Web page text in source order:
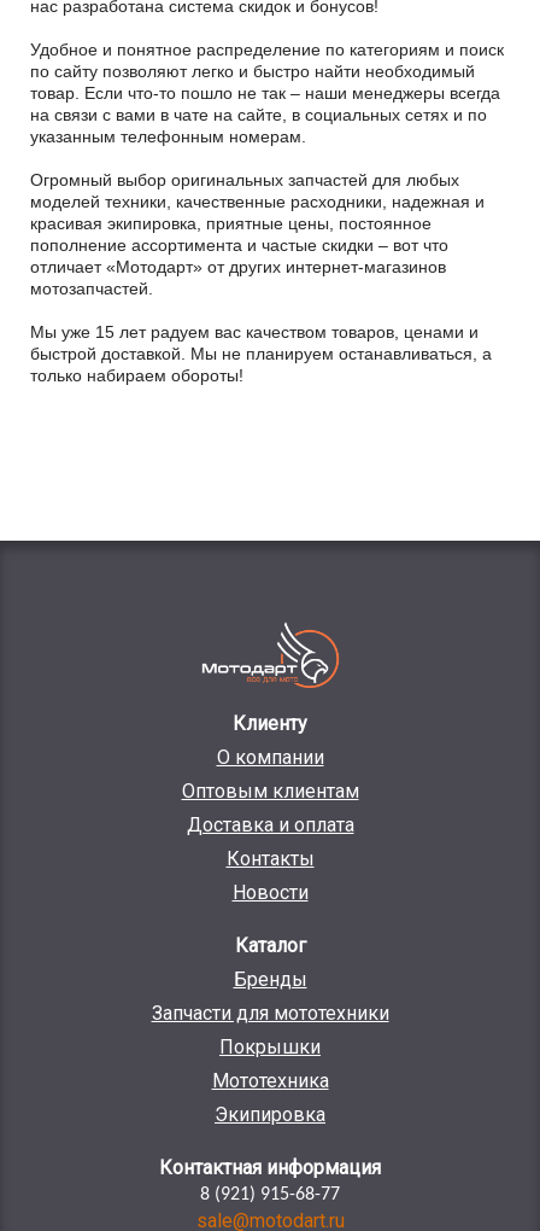
нас разработана система скидок и бонусов!
Удобное и понятное распределение по категориям и поиск
по сайту позволяют легко и быстро найти необходимый
товар. Если что-то пошло не так – наши менеджеры всегда
на связи с вами в чате на сайте, в социальных сетях и по
указанным телефонным номерам.
Огромный выбор оригинальных запчастей для любых
моделей техники, качественные расходники, надежная и
красивая экипировка, приятные цены, постоянное
пополнение ассортимента и частые скидки – вот что
отличает «Мотодарт» от других интернет-магазинов
мотозапчастей.
Мы уже 15 лет радуем вас качеством товаров, ценами и
быстрой доставкой. Мы не планируем останавливаться, а
только набираем обороты!
Клиенту
О компании
Оптовым клиентам
Доставка и оплата
Контакты
Новости
Каталог
Бренды
Запчасти для мототехники
Покрышки
Мототехника
Экипировка
Контактная информация
8 (921) 915-68-77
sale@motodart.ru